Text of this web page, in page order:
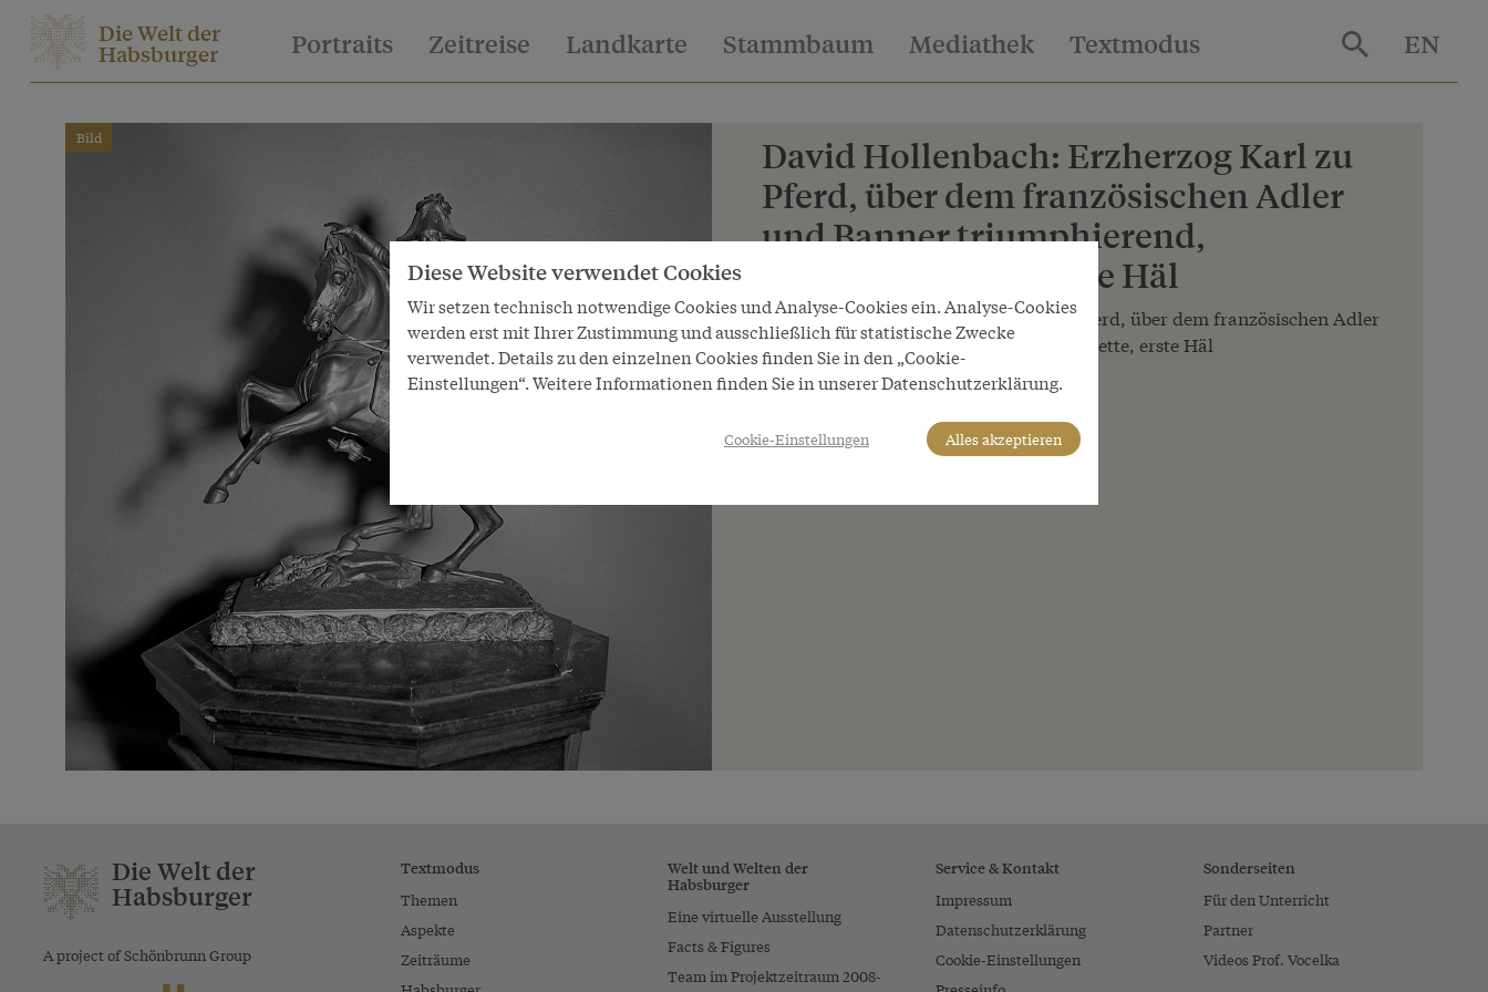
Die Welt der
Habsburger Portraits Zeitreise Landkarte Stammbaum Mediathek Textmodus EN
Bild
David Hollenbach: Erzherzog Karl zu
Pferd, über dem französischen Adler
und Banner triumphierend,
Bronzestatuette, erste Häl
David Hollenbach: Erzherzog Karl zu Pferd, über dem französischen Adler
und Banner triumphierend, Bronzestatuette, erste Häl
Copyright
LeihgeberIn
Die Welt der
Habsburger
A project of Schönbrunn Group
Textmodus
Themen
Aspekte
Zeiträume
Welt und Welten der
Habsburger
Eine virtuelle Ausstellung
Facts & Figures
Team im Projektzeitraum 2008-
Service & Kontakt
Impressum
Datenschutzerklärung
Cookie-Einstellungen
Sonderseiten
Für den Unterricht
Partner
Videos Prof. Vocelka
Diese Website verwendet Cookies
Wir setzen technisch notwendige Cookies und Analyse-Cookies ein. Analyse-Cookies
werden erst mit Ihrer Zustimmung und ausschließlich für statistische Zwecke
verwendet. Details zu den einzelnen Cookies finden Sie in den „Cookie-
Einstellungen“. Weitere Informationen finden Sie in unserer Datenschutzerklärung.
Cookie-Einstellungen Alles akzeptieren